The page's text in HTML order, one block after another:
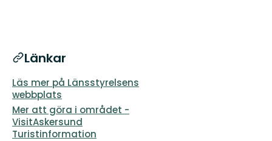
Länkar
Läs mer på Länsstyrelsens
webbplats
Mer att göra i området -
VisitAskersund
Turistinformation